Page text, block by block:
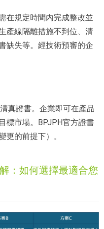
在規定時間內完成整改並
產線隔離措施不到位、清
缺失等。經技術預審的企
真證書。企業即可在產品
標市場。BPJPH官方證書
更的前提下）。
：如何選擇最適合您